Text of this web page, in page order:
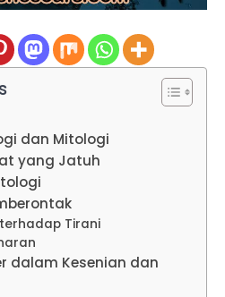
dan Mitologi
yang Jatuh
Tirani
dalam Kesenian dan